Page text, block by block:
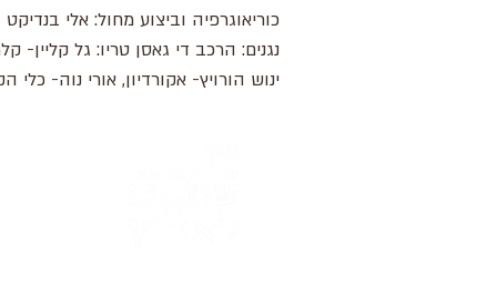
כוריאוגרפיה וביצוע מחול: אלי בנדיקט
נגנים: הרכב די גאסן טריו: גל קליין-
ינוש הורויץ- אקורדיון, אורי נוה- כלי